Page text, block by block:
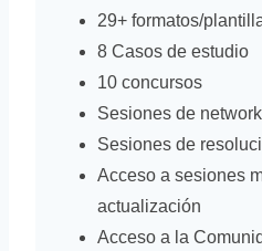
29+ formatos/
8 Casos de estudio
10 concursos
Sesiones de
Sesiones de
Acceso a sesiones
actualización
Acceso a la